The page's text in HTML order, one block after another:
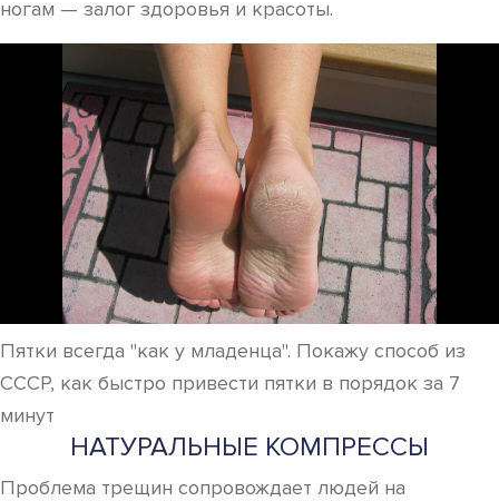
ногам — залог здоровья и красоты.
Пятки всегда "как у младенца". Покажу способ из
СССР, как быстро привести пятки в порядок за 7
минут
НАТУРАЛЬНЫЕ КОМПРЕССЫ
Проблема трещин сопровождает людей на